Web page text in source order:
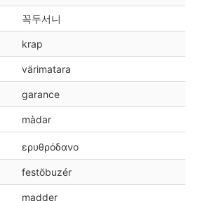
꼭두서니
krap
värimatara
garance
màdar
ερυθρόδανο
festõbuzér
madder